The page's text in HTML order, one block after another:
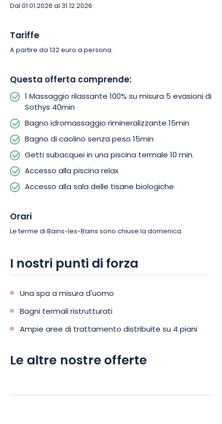
idromassaggio rimineralizzante.
Poi vi recherete nella piscina relax per decuplicare i benefici
dei trattamenti. E per finire, godetevi una tazza di tisana
biologica. Ricca di principi attivi, questa bevanda a base
Dal 01.01.2026 al 31.12.2026
Tariffe
A partire da 132 euro a persona.
Questa offerta comprende:
1 Massaggio rilassante 100% su misura 5 evasioni di
Sothys 40min
Bagno idromassaggio rimineralizzante 15min
Bagno di caolino senza peso 15min
Getti subacquei in una piscina termale 10 min.
Accesso alla piscina relax
Accesso alla sala delle tisane biologiche
Orari
Le terme di Bains-les-Bains sono chiuse la domenica.
I nostri punti di forza
Una spa a misura d'uomo
Bagni termali ristrutturati
Ampie aree di trattamento distribuite su 4 piani
Le altre nostre offerte